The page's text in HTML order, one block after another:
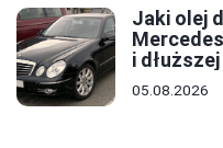
Jaki olej
i
05.08.2026